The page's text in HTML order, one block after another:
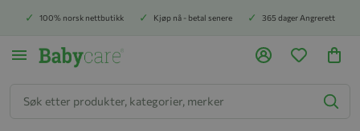
100% norsk nettbutikk Kjøp nå - betal senere 365 dager Angrerett